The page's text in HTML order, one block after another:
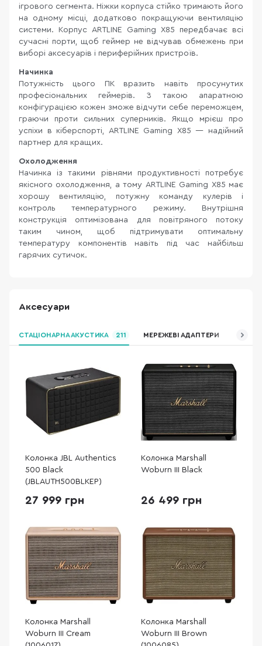
ігрового сегмента. Ніжки корпуса стійко тримають його
на одному місці, додатково покращуючи вентиляцію
системи. Корпус ARTLINE Gaming X85 передбачає всі
сучасні порти, щоб геймер не відчував обмежень при
виборі аксесуарів і периферійних пристроїв.
Начинка
Потужність цього ПК вразить навіть просунутих
професіональних геймерів. З такою апаратною
конфігурацією кожен зможе відчути себе переможцем,
граючи проти сильних суперників. Якщо мрієш про
успіхи в кіберспорті, ARTLINE Gaming X85 — надійний
партнер для кращих.
Охолодження
Начинка із такими рівнями продуктивності потребує
якісного охолодження, а тому ARTLINE Gaming X85 має
хорошу вентиляцію, потужну команду кулерів і
контроль температурного режиму. Внутрішня
конструкція оптимізована для повітряного потоку
таким чином, щоб підтримувати оптимальну
температуру компонентів навіть під час найбільш
гарячих сутичок.
Аксесуари
СТАЦІОНАРНА АКУСТИКА 211 МЕРЕЖЕВІ АДАПТЕРИ
Колонка JBL Authentics
500 Black
(JBLAUTH500BLKEP)
27 999 грн
Колонка Marshall
Woburn III Black
26 499 грн
Колонка Marshall
Woburn III Cream
Колонка Marshall
Woburn III Brown